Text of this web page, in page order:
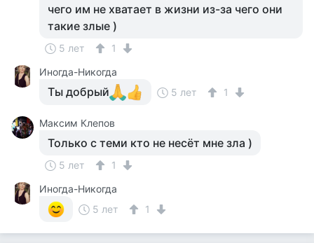
чего им не хватает в жизни из-за чего они
такие злые )
5 лет
1
Иногда-Никогда
Ты добрый 5 лет 1
Максим Клепов
Только с теми кто не несёт мне зла )
5 лет
1
Иногда-Никогда
5 лет
1